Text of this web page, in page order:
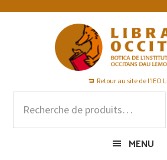
Passer
Passer
Passer
Retour au site de l'IEO
pour :
MENU